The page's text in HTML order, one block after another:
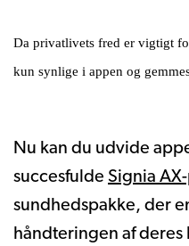
Da privatlivets fred er vigtigt
kun synlige i appen og
Nu kan du udvide
succesfulde Signia
sundhedspakke, der
håndteringen af